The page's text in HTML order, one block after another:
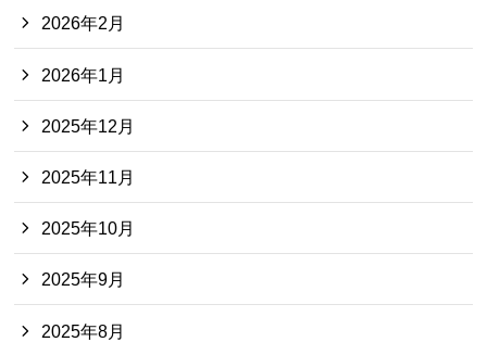
2026年2月
2026年1月
2025年12月
2025年11月
2025年10月
2025年9月
2025年8月